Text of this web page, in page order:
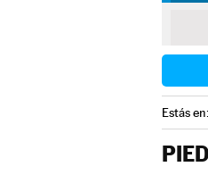
Estás en: